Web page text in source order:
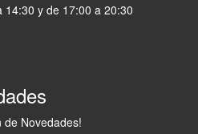
14:30 y de 17:00 a 20:30
de Novedades!